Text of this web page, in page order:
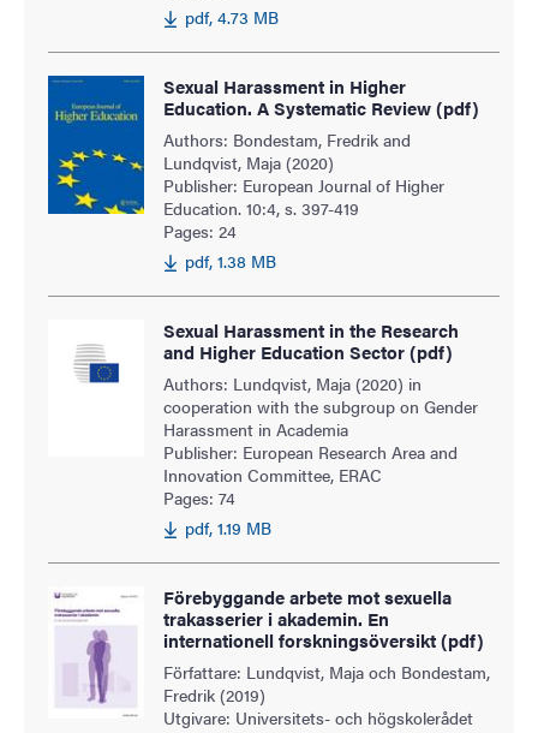
pdf, 4.73 MB
Sexual Harassment in Higher
Education. A Systematic Review (pdf)
Authors: Bondestam, Fredrik and
Lundqvist, Maja (2020)
Publisher: European Journal of Higher
Education. 10:4, s. 397-419
Pages: 24
pdf, 1.38 MB
Sexual Harassment in the Research
and Higher Education Sector (pdf)
Authors: Lundqvist, Maja (2020) in
cooperation with the subgroup on Gender
Harassment in Academia
Publisher: European Research Area and
Innovation Committee, ERAC
Pages: 74
pdf, 1.19 MB
Förebyggande arbete mot sexuella
trakasserier i akademin. En
internationell forskningsöversikt (pdf)
Författare: Lundqvist, Maja och Bondestam,
Fredrik (2019)
Utgivare: Universitets- och högskolerådet